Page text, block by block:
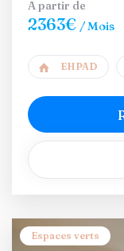
A partir de
2363€ / Mois
EHPAD
Espaces verts